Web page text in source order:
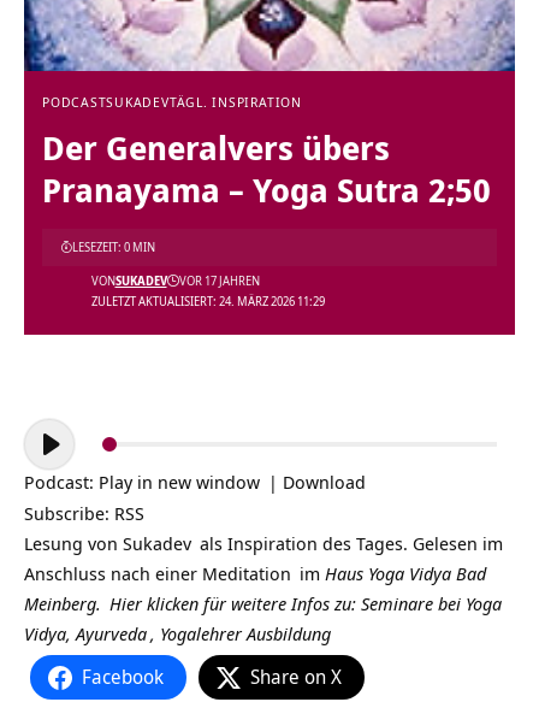
PODCASTSUKADEVTÄGL. INSPIRATION
Der Generalvers übers
Pranayama – Yoga Sutra 2;50
ZULETZT AKTUALISIERT: 24. MÄRZ 2026 11:29
VONSUKADEV VOR 17 JAHREN
LESEZEIT: 0 MIN
Audio-
Player
Podcast: Play in new window | Download
Subscribe: RSS
Lesung von Sukadev als Inspiration des Tages. Gelesen im
Anschluss nach einer Meditation im Haus Yoga Vidya Bad
Meinberg. Hier klicken für weitere Infos zu: Seminare bei Yoga
Vidya,Ayurveda, Yogalehrer Ausbildung
Facebook Share on X